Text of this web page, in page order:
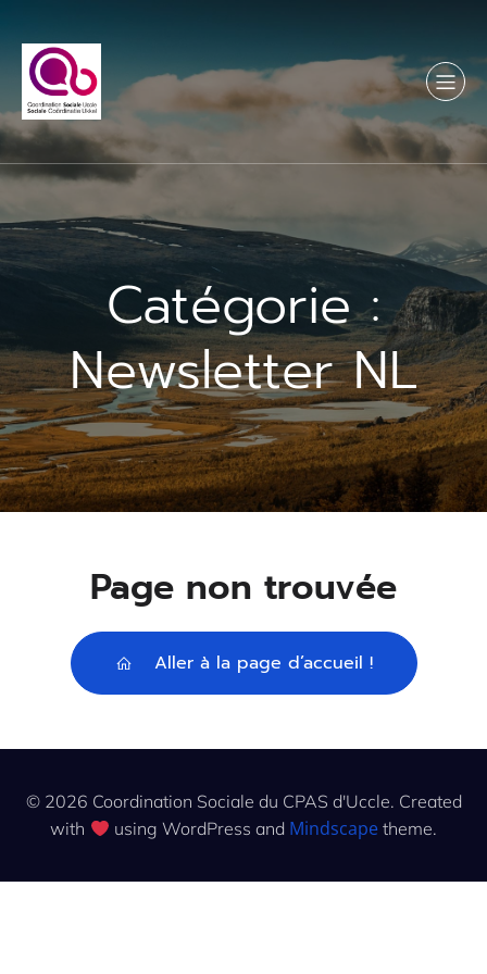
contenu
Catégorie :
Newsletter NL
Page non trouvée
Aller à la page d’accueil !
© 2026 Coordination Sociale du CPAS d'Uccle. Created
with
using WordPress and Mindscapetheme.